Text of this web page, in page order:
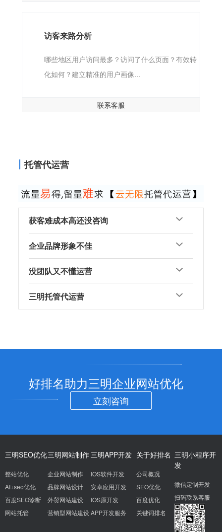
访客来路分析
哪些地区用户访问最多？访问了什么页面？有效转
化如何？建立精准的用户画像...
联系客服
托管代运营
获客难成本高还没咨询
企业品牌形象不佳
没团队又不懂运营
三明托管代运营
好排名助力三明企业网站优化
立刻咨询
三明SEO优化
整站优化
AI+seo优化
百度SEO诊断
网站托管
三明网站制作
企业网站制作
品牌网站设计
外贸网站建设
营销型网站建设
三明APP开发
IOS软件开发
安卓应用开发
IOS原开发
APP开发服务
关于好排名
公司概况
SEO优化
百度优化
关键词排名
三明小程序开
发
微信定制开发
扫码联系客服